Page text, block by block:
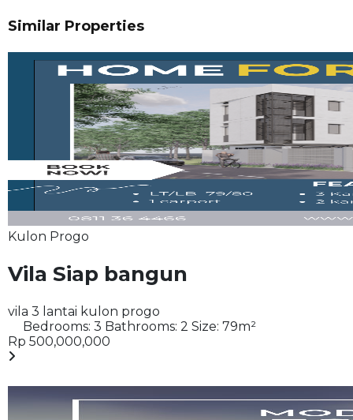
Similar Properties
Kulon Progo
Vila Siap bangun
vila 3 lantai kulon progo
Bedrooms: 3 Bathrooms: 2 Size: 79m²
Rp 500,000,000